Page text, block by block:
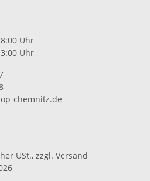
Uhr
Uhr
chemnitz.de
USt., zzgl. Versand